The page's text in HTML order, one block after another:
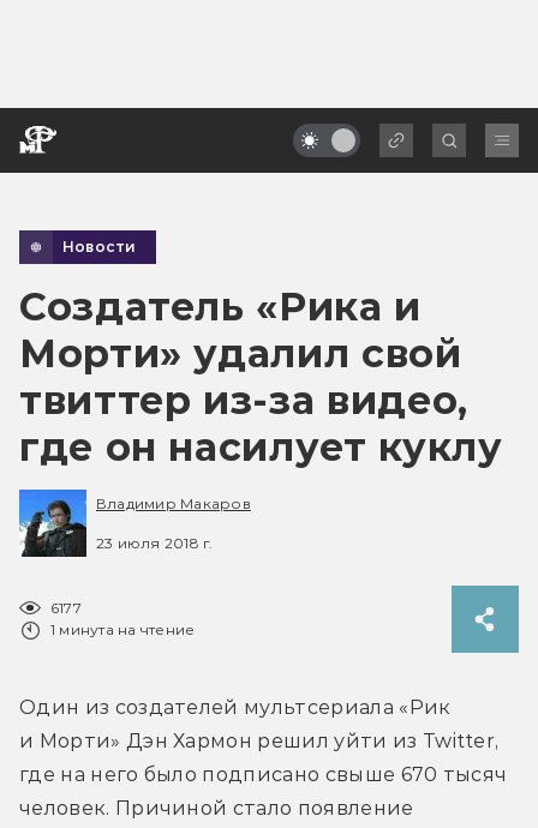
Новости
Создатель «Рика и
Морти» удалил свой
твиттер из-за видео,
где он насилует куклу
Владимир Макаров
23 июля 2018 г.
6177
1 минута на чтение
Один из создателей мультсериала «Рик
и Морти» Дэн Хармон решил уйти из Twitter,
где на него было подписано свыше 670 тысяч
человек. Причиной стало появление